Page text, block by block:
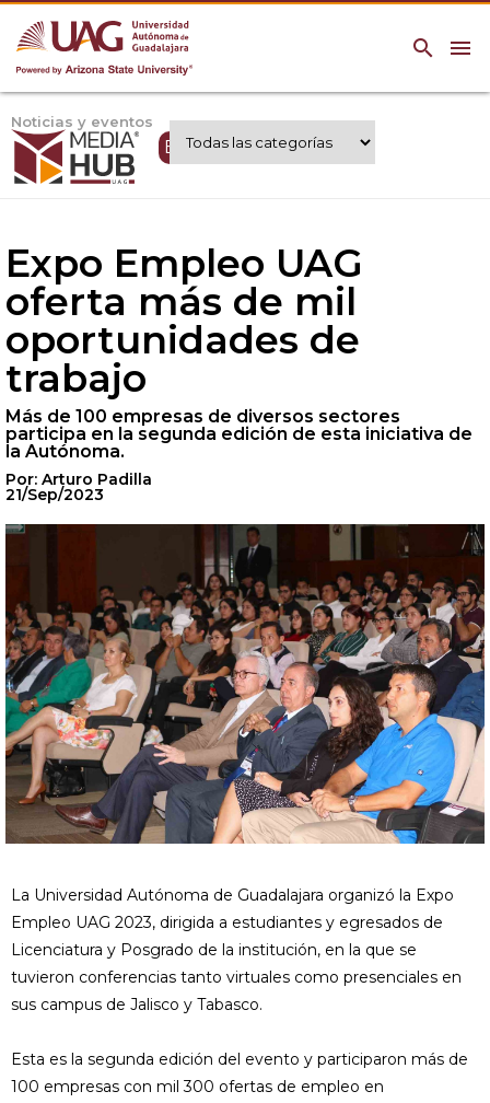
menu
search
Noticias y eventos
Expertos UAG
Expo Empleo UAG
oferta más de mil
oportunidades de
trabajo
Más de 100 empresas de diversos sectores
participa en la segunda edición de esta iniciativa de
la Autónoma.
Por: Arturo Padilla
21/Sep/2023
La Universidad Autónoma de Guadalajara organizó la Expo
Empleo UAG 2023, dirigida a estudiantes y egresados de
Licenciatura y Posgrado de la institución, en la que se
tuvieron conferencias tanto virtuales como presenciales en
sus campus de Jalisco y Tabasco.
Esta es la segunda edición del evento y participaron más de
100 empresas con mil 300 ofertas de empleo en